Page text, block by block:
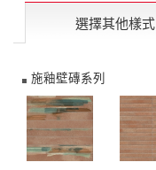
選擇其他樣式
施釉壁磚系列